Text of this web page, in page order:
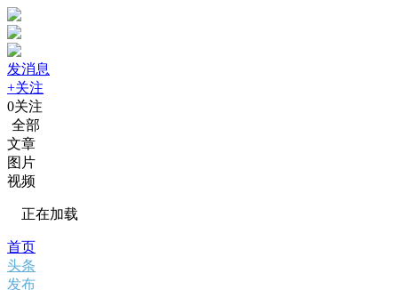
发消息
+关注
0关注
全部
文章
图片
视频
正在加载
首页
头条
发布